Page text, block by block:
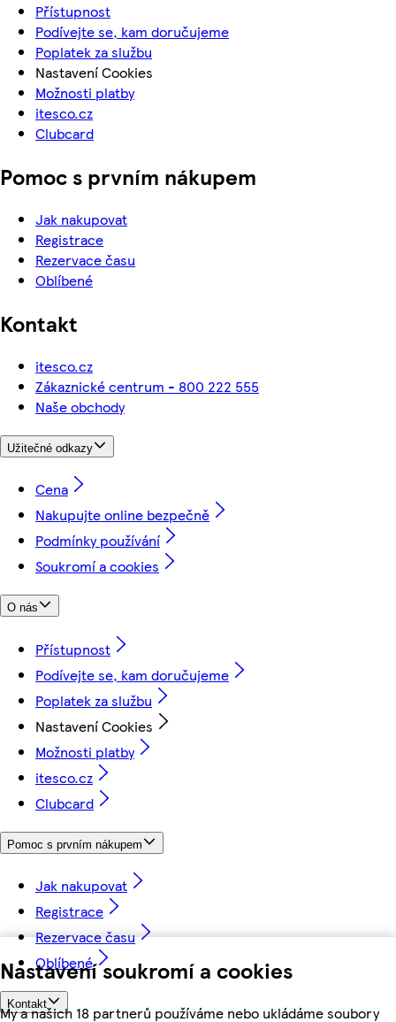
Nastavení soukromí a cookies
My a našich 18 partnerů používáme nebo ukládáme soubory
Přístupnost
Podívejte se, kam doručujeme
Poplatek za službu
Nastavení Cookies
Možnosti platby
itesco.cz
Clubcard
Pomoc s prvním nákupem
Jak nakupovat
Registrace
Rezervace času
Oblíbené
Kontakt
itesco.cz
Zákaznické centrum - 800 222 555
Naše obchody
Užitečné odkazy
Cena
Nakupujte online bezpečně
Podmínky používání
Soukromí a cookies
O nás
Přístupnost
Podívejte se, kam doručujeme
Poplatek za službu
Nastavení Cookies
Možnosti platby
itesco.cz
Clubcard
Pomoc s prvním nákupem
Jak nakupovat
Registrace
Rezervace času
Oblíbené
Kontakt